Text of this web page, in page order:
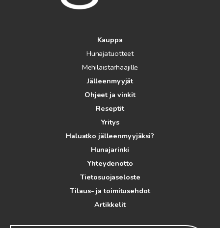
Kauppa
Hunajatuotteet
Mehiläistarhaajille
Jälleenmyyjät
Ohjeet ja vinkit
Reseptit
Yritys
Haluatko jälleenmyyjäksi?
Hunajarinki
Yhteydenotto
Tietosuojaseloste
Tilaus- ja toimitusehdot
Artikkelit